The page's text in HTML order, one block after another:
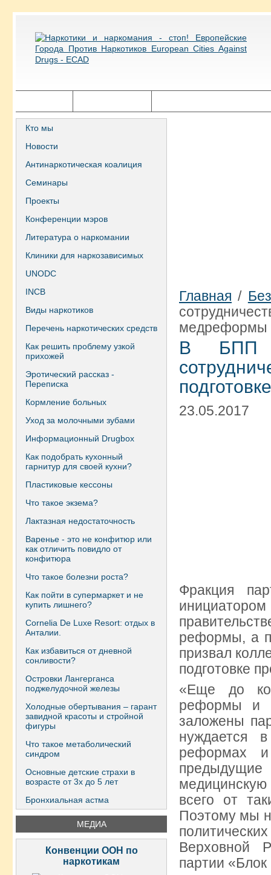
Кто мы
Новости
Антинаркотическая коалиция
Семинары
Проекты
Конференции мэров
Литература о наркомании
Клиники для наркозависимых
UNODC
INCB
Виды наркотиков
Перечень наркотических средств
Как решить проблему узкой
прихожей
Эротический рассказ -
Переписка
Кормление больных
Уход за молочными зубами
Информационный Drugbox
Как подобрать кухонный
гарнитур для своей кухни?
Пластиковые кессоны
Что такое экзема?
Лактазная недостаточность
Варенье - это не конфитюр или
как отличить повидло от
конфитюра
Что такое болезни роста?
Как пойти в супермаркет и не
купить лишнего?
Сornelia De Luxe Resort: отдых в
Анталии.
Как избавиться от дневной
сонливости?
Островки Лангерганса
поджелудочной железы
Холодные обертывания – гарант
завидной красоты и стройной
фигуры
Что такое метаболический
синдром
Основные детские страхи в
возрасте от 3х до 5 лет
Бронхиальная астма
МЕДИА
Конвенции ООН по
наркотикам
Главная /
медреформы
В БПП
23.05.2017
Фракция
реформы, а
призвал
подготовке
«Еще до
реформы и
заложены
нуждается
реформах
всего от
Поэтому мы
Верховной
партии